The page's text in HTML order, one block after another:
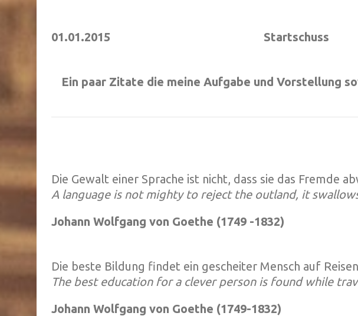
01.01.2015 Startschuss
Ein paar Zitate die meine Aufgabe und Vorstellung
Die Gewalt einer Sprache ist nicht, dass sie das Fremde
A language is not mighty to reject the outland, it
Johann Wolfgang von Goethe (1749 -1832)
Die beste Bildung findet ein gescheiter Mensch auf
The best education for a clever person is found while
Johann Wolfgang von Goethe (1749-1832)